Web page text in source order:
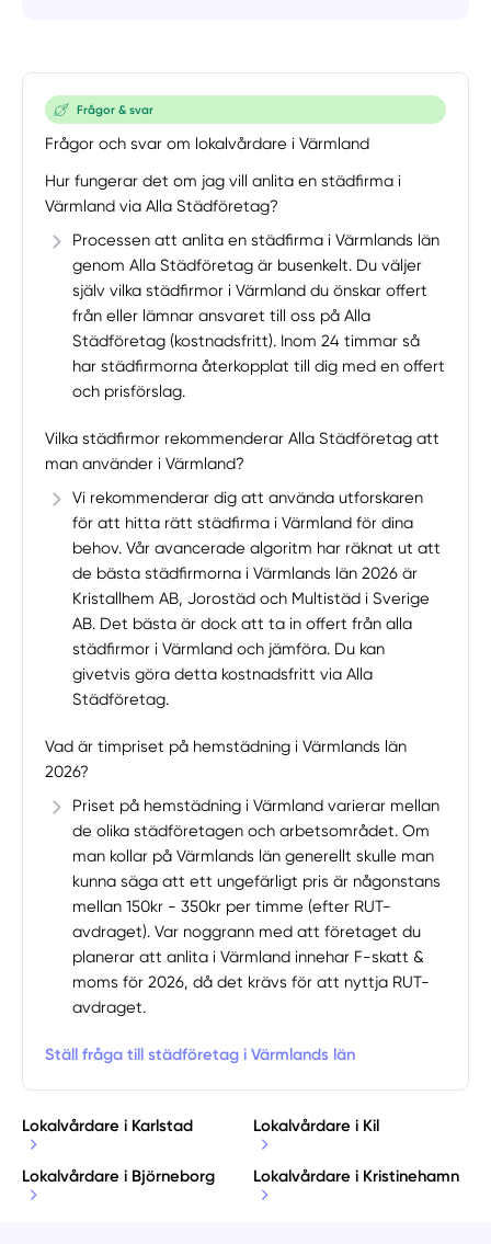
Frågor & svar
Frågor och svar om lokalvårdare i Värmland
Hur fungerar det om jag vill anlita en städfirma i
Värmland via Alla Städföretag?
Processen att anlita en städfirma i Värmlands län
genom Alla Städföretag är busenkelt. Du väljer
själv vilka städfirmor i Värmland du önskar offert
från eller lämnar ansvaret till oss på Alla
Städföretag (kostnadsfritt). Inom 24 timmar så
har städfirmorna återkopplat till dig med en offert
och prisförslag.
Vilka städfirmor rekommenderar Alla Städföretag att
man använder i Värmland?
Vi rekommenderar dig att använda utforskaren
för att hitta rätt städfirma i Värmland för dina
behov. Vår avancerade algoritm har räknat ut att
de bästa städfirmorna i Värmlands län 2026 är
Kristallhem AB, Jorostäd och Multistäd i Sverige
AB. Det bästa är dock att ta in offert från alla
städfirmor i Värmland och jämföra. Du kan
givetvis göra detta kostnadsfritt via Alla
Städföretag.
Vad är timpriset på hemstädning i Värmlands län
2026?
Priset på hemstädning i Värmland varierar mellan
de olika städföretagen och arbetsområdet. Om
man kollar på Värmlands län generellt skulle man
kunna säga att ett ungefärligt pris är någonstans
mellan 150kr - 350kr per timme (efter RUT-
avdraget). Var noggrann med att företaget du
planerar att anlita i Värmland innehar F-skatt &
moms för 2026, då det krävs för att nyttja RUT-
avdraget.
Ställ fråga till städföretag i Värmlands län
Lokalvårdare i Karlstad Lokalvårdare i Kil
Lokalvårdare i Björneborg Lokalvårdare i Kristinehamn